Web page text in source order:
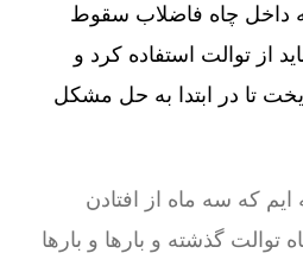
داخل چاه فاضلاب سقوط
از توالت استفاده کرد و
تا در ابتدا به حل مشکل
که سه ماه از افتادن
توالت گذشته و بارها و بارها